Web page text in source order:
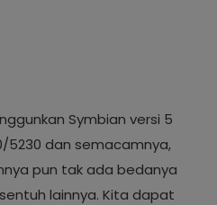
Symbian versi 5
5230 dan semacamnya,
pun tak ada bedanya
lainnya. Kita dapat